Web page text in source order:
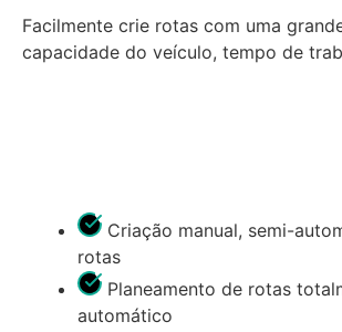
Facilmente crie rotas com uma
capacidade do veículo, tempo de
Criação manual, semi-
rotas
Planeamento de rotas
automático